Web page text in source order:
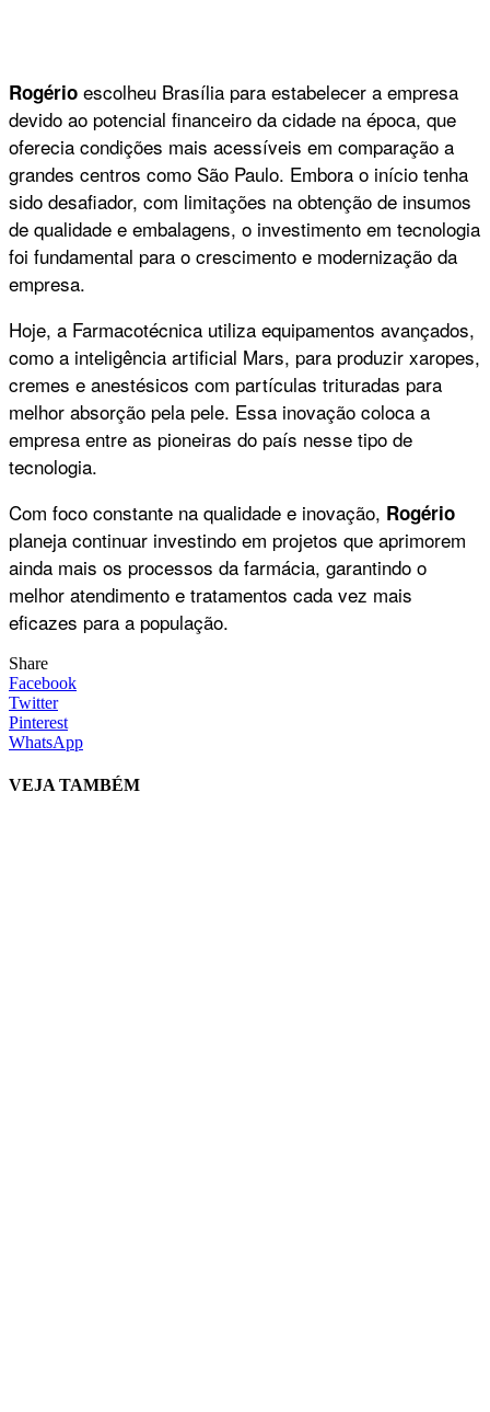
Rogério escolheu Brasília para estabelecer a empresa
devido ao potencial financeiro da cidade na época, que
oferecia condições mais acessíveis em comparação a
grandes centros como São Paulo. Embora o início tenha
sido desafiador, com limitações na obtenção de insumos
de qualidade e embalagens, o investimento em tecnologia
foi fundamental para o crescimento e modernização da
empresa.
Hoje, a Farmacotécnica utiliza equipamentos avançados,
como a inteligência artificial Mars, para produzir xaropes,
cremes e anestésicos com partículas trituradas para
melhor absorção pela pele. Essa inovação coloca a
empresa entre as pioneiras do país nesse tipo de
tecnologia.
Com foco constante na qualidade e inovação, Rogério
planeja continuar investindo em projetos que aprimorem
ainda mais os processos da farmácia, garantindo o
melhor atendimento e tratamentos cada vez mais
eficazes para a população.
Share
Facebook
Twitter
Pinterest
WhatsApp
VEJA TAMBÉM